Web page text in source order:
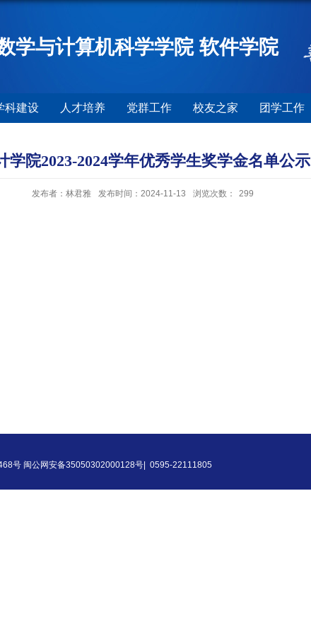
学与计算机科学学院 软件学院
科建设 人才培养 党群工作 校友之家 团学工作
学院2023-2024学年优秀学生奖学金名单公示
发布者：林君雅 发布时间：2024-11-13 浏览次数： 299
号 闽公网安备35050302000128号| 0595-22111805